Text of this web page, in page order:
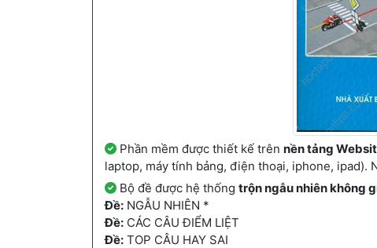
Phần mềm được thiết kế trên nền tảng
laptop, máy tính bảng, điện thoại, iphone, ipad).
Bộ đề được hệ thống trộn ngẫu nhiên không
Đề: NGẪU NHIÊN *
Đề: CÁC CÂU ĐIỂM LIỆT
Đề: TOP CÂU HAY SAI